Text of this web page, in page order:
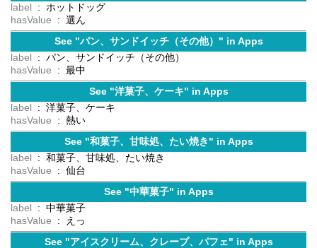
label
: ホットドッグ
hasValue
: 選ん
See "パン、サンドイッチ（その他）" in Apps
label
: パン、サンドイッチ（その他）
hasValue
: 最中
See "洋菓子、ケーキ" in Apps
label
: 洋菓子、ケーキ
hasValue
: 熱い
See "和菓子、甘味処、たい焼き" in Apps
label
: 和菓子、甘味処、たい焼き
hasValue
: 仙台
See "中華菓子" in Apps
label
: 中華菓子
hasValue
: えっ
See "アイスクリーム、クレープ、パフェ" in Apps